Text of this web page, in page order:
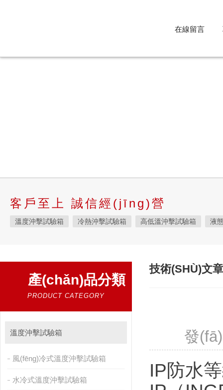
在線留言
客戶至上 誠信經(jīng)營
溫度沖擊試驗箱 冷熱沖擊試驗箱 高低溫沖擊試驗箱 液
霉菌試驗箱 應(yīng)力篩選試驗箱 IPX9K淋雨箱 溫濕度
鹽霧試驗箱 老化試驗箱
自然恒溫對流試驗箱 自動化產(chǎn)線高低溫試驗箱
新能源專用設(shè)備 維修進
試驗機(jī) 絕緣裂化
產(chǎn)品分類
PRODUCT CATEGORY
溫度沖擊試驗箱
風(fēng)冷式溫度沖擊試驗箱
水冷式溫度沖擊試驗箱
技術(SHÙ)文
發
IP防水